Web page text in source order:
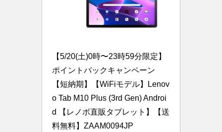
【5/20(土)0時〜23時59分限定】
ポイントバックキャンペーン
【短納期】【WiFiモデル】Lenov
o Tab M10 Plus (3rd Gen) Androi
d 【レノボ直販タブレット】【送
料無料】ZAAM0094JP